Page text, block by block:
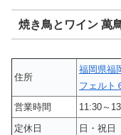
焼き鳥とワイン 萬
住所
福岡県福
フェルト
営業時間
11:30～
定休日
日・祝日